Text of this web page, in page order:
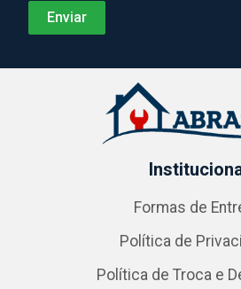
Formas de
Política de
Política de Troca e